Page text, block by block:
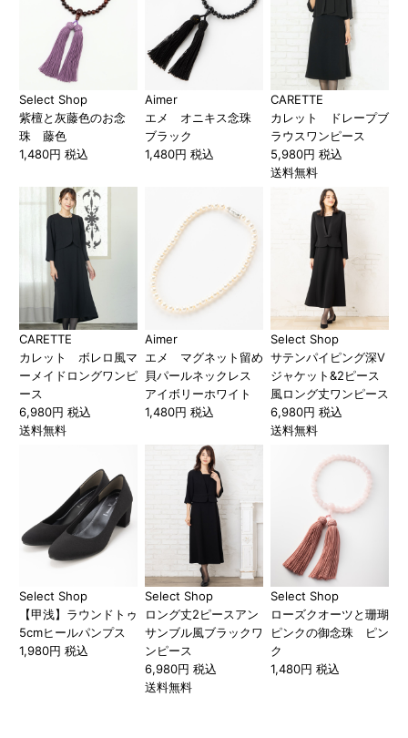
Select Shop
紫檀と灰藤色のお念
珠 藤色
1,480円 税込
Aimer
エメ オニキス念珠
ブラック
1,480円 税込
CARETTE
カレット ドレープブ
ラウスワンピース
5,980円 税込
送料無料
CARETTE
カレット ボレロ風マ
ーメイドロングワンピ
ース
6,980円 税込
送料無料
Aimer
エメ マグネット留め
貝パールネックレス
アイボリーホワイト
1,480円 税込
Select Shop
サテンパイピング深V
ジャケット&2ピース
風ロング丈ワンピース
6,980円 税込
送料無料
Select Shop
【甲浅】ラウンドトゥ
5cmヒールパンプス
1,980円 税込
Select Shop
ロング丈2ピースアン
サンブル風ブラックワ
ンピース
6,980円 税込
送料無料
Select Shop
ローズクオーツと珊瑚
ピンクの御念珠 ピン
ク
1,480円 税込